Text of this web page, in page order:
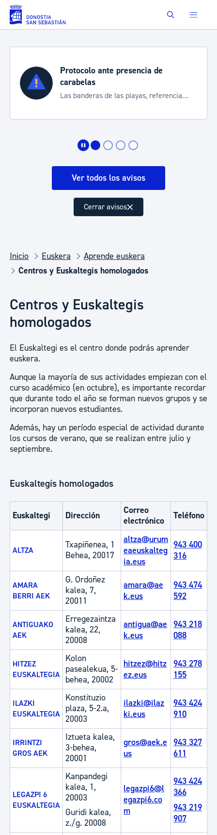
Saltar al contenido principal Buscar
Protocolo ante presencia de
carabelas
Las banderas de las playas, referencia
Ver todos los avisos
Cerrar avisos
Inicio Euskera
Aprende euskera
Centros y Euskaltegis homologados
Centros y Euskaltegis
homologados
El Euskaltegi es el centro donde podrás aprender
euskera.
Aunque la mayoría de sus actividades empiezan con el
curso académico (en octubre), es importante recordar
que durante todo el año se forman nuevos grupos y se
incorporan nuevos estudiantes.
Además, hay un período especial de actividad durante
los cursos de verano, que se realizan entre julio y
septiembre.
Euskaltegis homologados
Euskaltegi Dirección
Correo
electrónico
Teléfono
ALTZA
Txapiñenea, 1
Behea, 20017
altza@urum
eaeuskalteg
ia.eus
943 400
316
AMARA
BERRI AEK
G. Ordoñez
kalea, 7,
20011
amara@ae
k.eus
943 474
592
ANTIGUAKO
AEK
Erregezaintza
kalea, 22,
20008
antigua@ae
k.eus
943 218
088
HITZEZ
EUSKALTEGIA
Kolon
pasealekua, 5-
behea, 20002
hitzez@hitz
ez.eus
943 278
155
ILAZKI
EUSKALTEGIA
Konstituzio
plaza, 5-2.a,
20003
ilazki@ilaz
ki.eus
943 424
910
IRRINTZI
GROS AEK
Iztueta kalea,
3-behea,
20001
gros@aek.e
us
943 327
611
LEGAZPI 6
EUSKALTEGIA
Kanpandegi
kalea, 1,
20003
Guridi kalea,
z./g. 20008
legazpi6@l
egazpi6.co
m
943 424
366
943 219
907